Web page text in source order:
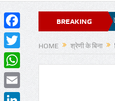
BREAKING
NEWS
की मौजूदगी में चेहल्लुम की ताजिया सुपुर्दे
HOME श्रेणी के बिना
Facebook
Twitter
WhatsApp
Email